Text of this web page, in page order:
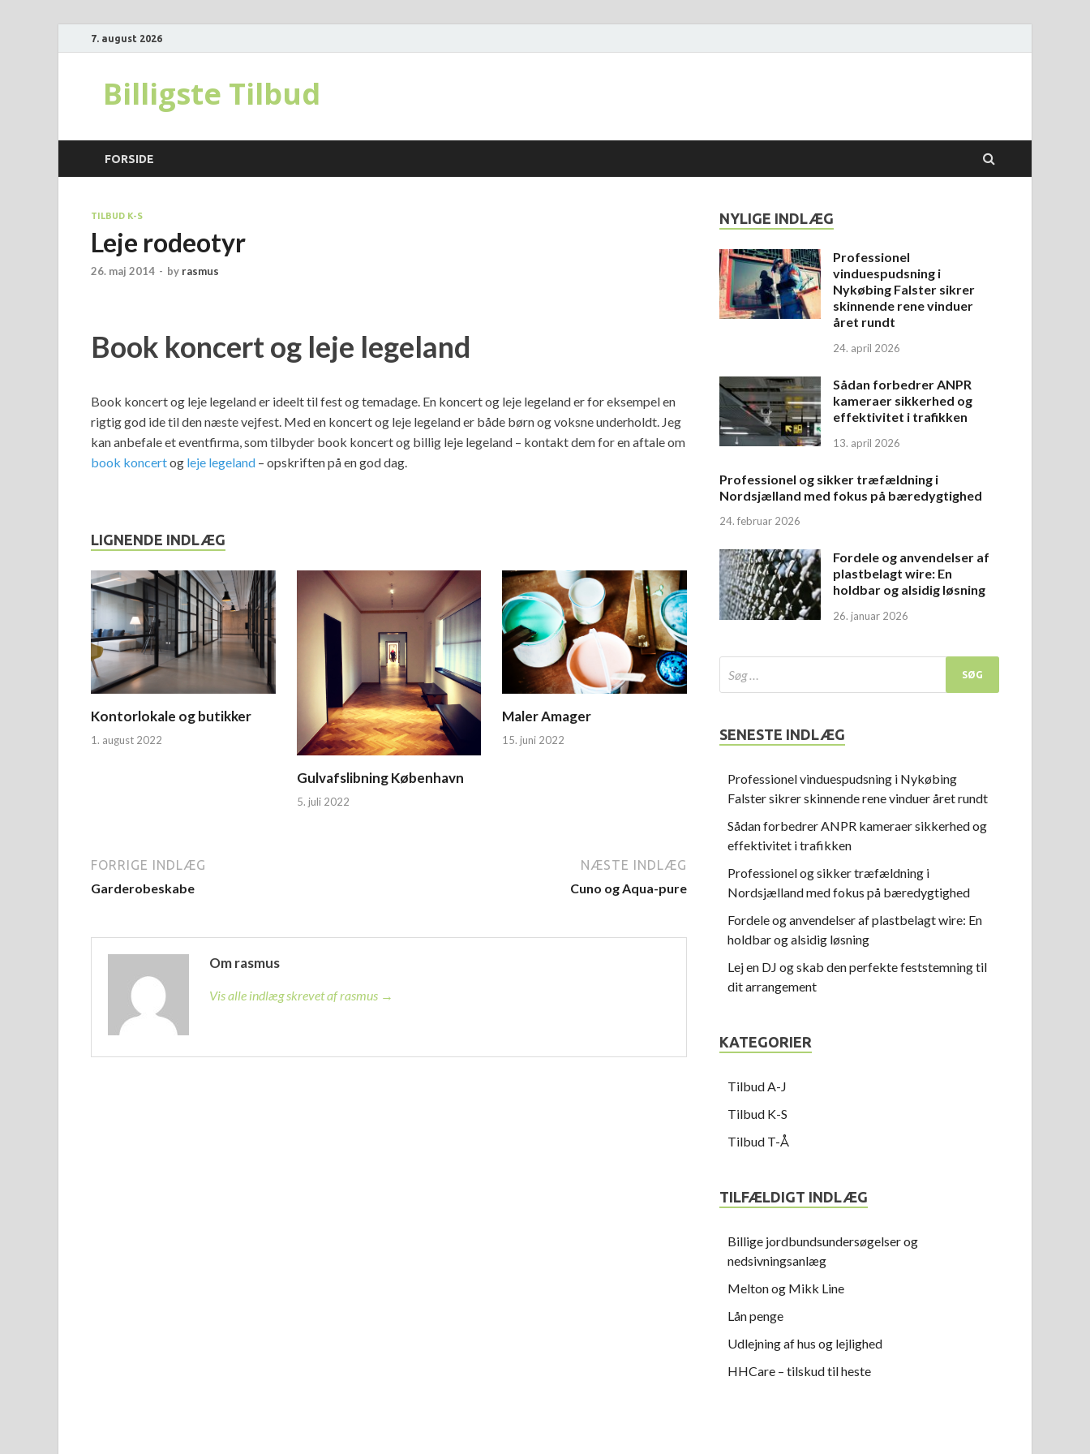
7. august 2026
Billigste Tilbud
FORSIDE
TILBUD K-S
Leje rodeotyr
26. maj 2014 - by rasmus
Book koncert og leje legeland
Book koncert og leje legeland er ideelt til fest og temadage. En koncert og leje legeland er for eksempel en
rigtig god ide til den næste vejfest. Med en koncert og leje legeland er både børn og voksne underholdt. Jeg
kan anbefale et eventfirma, som tilbyder book koncert og billig leje legeland – kontakt dem for en aftale om
book koncertog leje legeland – opskriften på en god dag.
LIGNENDE INDLÆG
Kontorlokale og butikker
1. august 2022
Gulvafslibning København
5. juli 2022
Maler Amager
15. juni 2022
FORRIGE INDLÆG
Garderobeskabe
NÆSTE INDLÆG
Cuno og Aqua-pure
Om rasmus
Vis alle indlæg skrevet af rasmus →
NYLIGE INDLÆG
Professionel
vinduespudsning i
Nykøbing Falster sikrer
skinnende rene vinduer
året rundt
24. april 2026
Sådan forbedrer ANPR
kameraer sikkerhed og
effektivitet i trafikken
13. april 2026
Professionel og sikker træfældning i
Nordsjælland med fokus på bæredygtighed
24. februar 2026
Fordele og anvendelser af
plastbelagt wire: En
holdbar og alsidig løsning
26. januar 2026
SENESTE INDLÆG
Professionel vinduespudsning i Nykøbing
Falster sikrer skinnende rene vinduer året rundt
Sådan forbedrer ANPR kameraer sikkerhed og
effektivitet i trafikken
Professionel og sikker træfældning i
Nordsjælland med fokus på bæredygtighed
Fordele og anvendelser af plastbelagt wire: En
holdbar og alsidig løsning
Lej en DJ og skab den perfekte feststemning til
dit arrangement
KATEGORIER
Tilbud A-J
Tilbud K-S
Tilbud T-Å
TILFÆLDIGT INDLÆG
Billige jordbundsundersøgelser og
nedsivningsanlæg
Melton og Mikk Line
Lån penge
Udlejning af hus og lejlighed
HHCare – tilskud til heste